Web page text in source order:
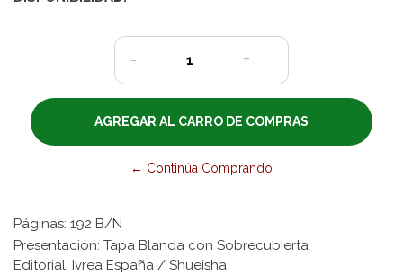
- +
← Continúa Comprando
Páginas: 192 B/N
Presentación: Tapa Blanda con Sobrecubierta
Editorial: Ivrea España / Shueisha